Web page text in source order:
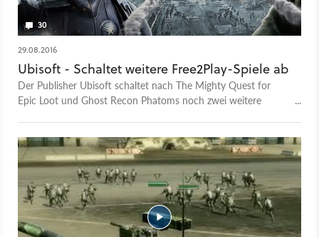
30
29.08.2016
Ubisoft - Schaltet weitere Free2Play-Spiele ab
Der Publisher Ubisoft schaltet nach The Mighty Quest for
Epic Loot und Ghost Recon Phatoms noch zwei weitere